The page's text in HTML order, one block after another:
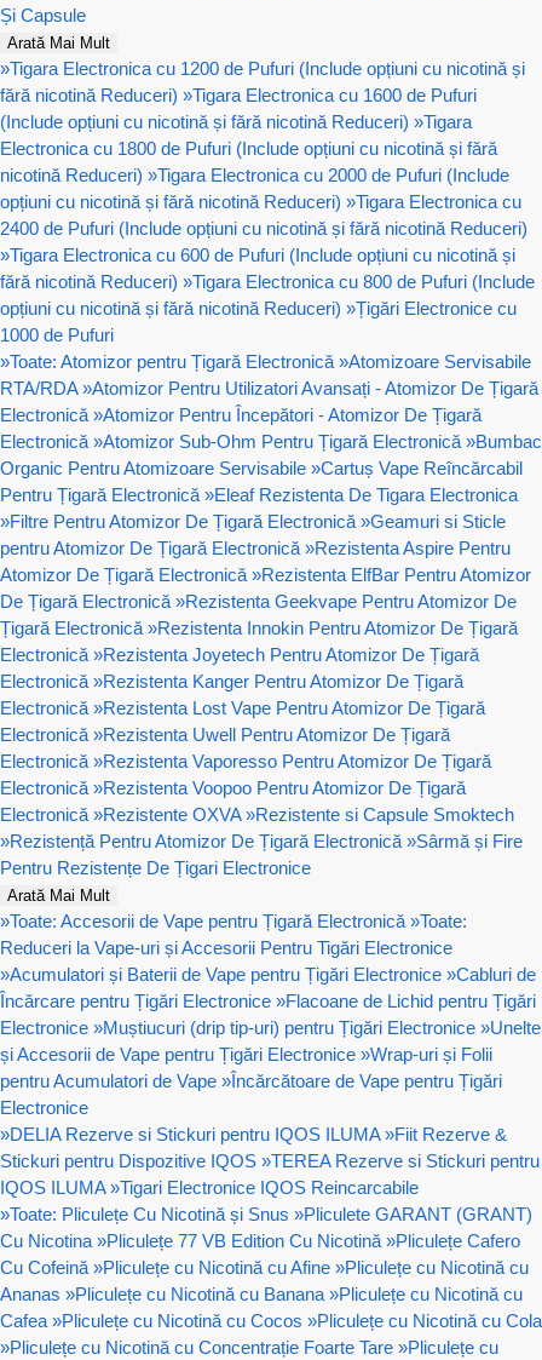
Și Capsule
Arată Mai Mult
»Tigara Electronica cu 1200 de Pufuri (Include opțiuni cu nicotină și
fără nicotină Reduceri) »Tigara Electronica cu 1600 de Pufuri
(Include opțiuni cu nicotină și fără nicotină Reduceri) »Tigara
Electronica cu 1800 de Pufuri (Include opțiuni cu nicotină și fără
nicotină Reduceri) »Tigara Electronica cu 2000 de Pufuri (Include
opțiuni cu nicotină și fără nicotină Reduceri) »Tigara Electronica cu
2400 de Pufuri (Include opțiuni cu nicotină și fără nicotină Reduceri)
»Tigara Electronica cu 600 de Pufuri (Include opțiuni cu nicotină și
fără nicotină Reduceri) »Tigara Electronica cu 800 de Pufuri (Include
opțiuni cu nicotină și fără nicotină Reduceri) »Țigări Electronice cu
1000 de Pufuri
»Toate: Atomizor pentru Țigară Electronică »Atomizoare Servisabile
RTA/RDA »Atomizor Pentru Utilizatori Avansați - Atomizor De Țigară
Electronică »Atomizor Pentru Începători - Atomizor De Țigară
Electronică »Atomizor Sub-Ohm Pentru Țigară Electronică »Bumbac
Organic Pentru Atomizoare Servisabile »Cartuș Vape Reîncărcabil
Pentru Țigară Electronică »Eleaf Rezistenta De Tigara Electronica
»Filtre Pentru Atomizor De Țigară Electronică »Geamuri si Sticle
pentru Atomizor De Țigară Electronică »Rezistenta Aspire Pentru
Atomizor De Țigară Electronică »Rezistenta ElfBar Pentru Atomizor
De Țigară Electronică »Rezistenta Geekvape Pentru Atomizor De
Țigară Electronică »Rezistenta Innokin Pentru Atomizor De Țigară
Electronică »Rezistenta Joyetech Pentru Atomizor De Țigară
Electronică »Rezistenta Kanger Pentru Atomizor De Țigară
Electronică »Rezistenta Lost Vape Pentru Atomizor De Țigară
Electronică »Rezistenta Uwell Pentru Atomizor De Țigară
Electronică »Rezistenta Vaporesso Pentru Atomizor De Țigară
Electronică »Rezistenta Voopoo Pentru Atomizor De Țigară
Electronică »Rezistente OXVA »Rezistente si Capsule Smoktech
»Rezistență Pentru Atomizor De Țigară Electronică »Sârmă și Fire
Pentru Rezistențe De Țigari Electronice
Arată Mai Mult
»Toate: Accesorii de Vape pentru Țigară Electronică »Toate:
Reduceri la Vape-uri și Accesorii Pentru Tigări Electronice
»Acumulatori și Baterii de Vape pentru Țigări Electronice »Cabluri de
Încărcare pentru Țigări Electronice »Flacoane de Lichid pentru Țigări
Electronice »Muștiucuri (drip tip-uri) pentru Țigări Electronice »Unelte
și Accesorii de Vape pentru Țigări Electronice »Wrap-uri și Folii
pentru Acumulatori de Vape »Încărcătoare de Vape pentru Țigări
Electronice
»DELIA Rezerve si Stickuri pentru IQOS ILUMA »Fiit Rezerve &
Stickuri pentru Dispozitive IQOS »TEREA Rezerve si Stickuri pentru
IQOS ILUMA »Tigari Electronice IQOS Reincarcabile
»Toate: Pliculețe Cu Nicotină și Snus »Pliculete GARANT (GRANT)
Cu Nicotina »Pliculețe 77 VB Edition Cu Nicotină »Pliculețe Cafero
Cu Cofeină »Pliculețe cu Nicotină cu Afine »Pliculețe cu Nicotină cu
Ananas »Pliculețe cu Nicotină cu Banana »Pliculețe cu Nicotină cu
Cafea »Pliculețe cu Nicotină cu Cocos »Pliculețe cu Nicotină cu Cola
»Pliculețe cu Nicotină cu Concentrație Foarte Tare »Pliculețe cu